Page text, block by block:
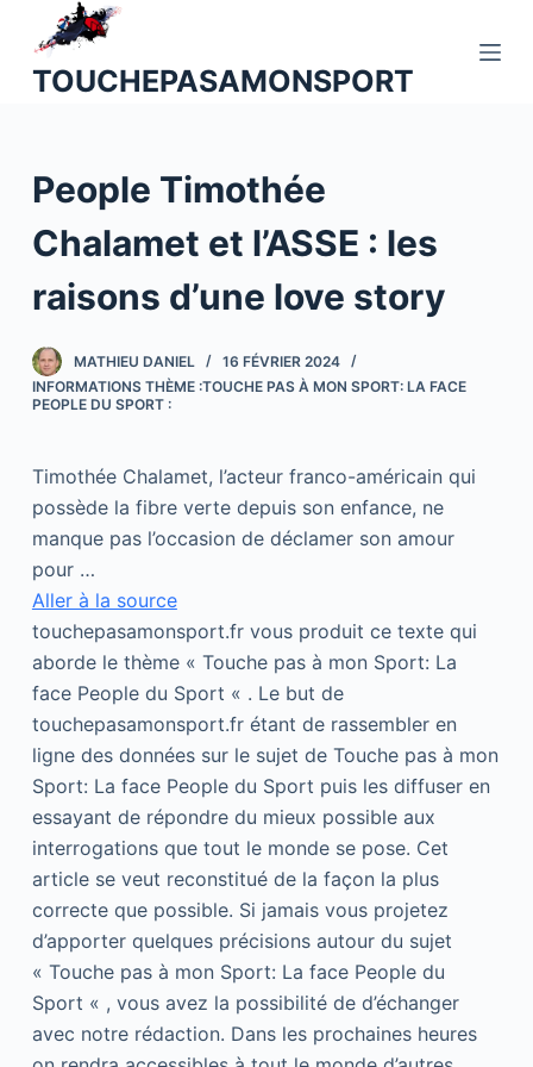
u
o
e
TOUCHEPASAMONSPORT
People Timothée
Chalamet et l’ASSE : les
raisons d’une love story
MATHIEU DANIEL
16 FÉVRIER 2024
INFORMATIONS THÈME :TOUCHE PAS À MON SPORT: LA FACE
PEOPLE DU SPORT :
Timothée Chalamet, l’acteur franco-américain qui
possède la fibre verte depuis son enfance, ne
manque pas l’occasion de déclamer son amour
pour …
Aller à la source
touchepasamonsport.fr vous produit ce texte qui
aborde le thème « Touche pas à mon Sport: La
face People du Sport « . Le but de
touchepasamonsport.fr étant de rassembler en
ligne des données sur le sujet de Touche pas à mon
Sport: La face People du Sport puis les diffuser en
essayant de répondre du mieux possible aux
interrogations que tout le monde se pose. Cet
article se veut reconstitué de la façon la plus
correcte que possible. Si jamais vous projetez
d’apporter quelques précisions autour du sujet
« Touche pas à mon Sport: La face People du
Sport « , vous avez la possibilité de d’échanger
avec notre rédaction. Dans les prochaines heures